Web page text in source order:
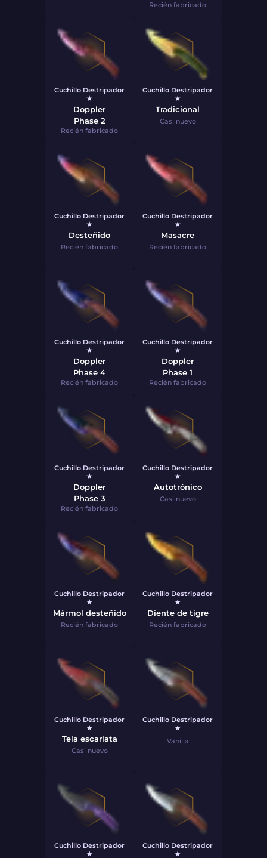
Recién fabricado
Cuchillo Destripador
★
Doppler
Phase 2
Recién fabricado
Cuchillo Destripador
★
Tradicional
Casi nuevo
Cuchillo Destripador
★
Desteñido
Recién fabricado
Cuchillo Destripador
★
Masacre
Recién fabricado
Cuchillo Destripador
★
Doppler
Phase 4
Recién fabricado
Cuchillo Destripador
★
Doppler
Phase 1
Recién fabricado
Cuchillo Destripador
★
Doppler
Phase 3
Recién fabricado
Cuchillo Destripador
★
Autotrónico
Casi nuevo
Cuchillo Destripador
★
Mármol desteñido
Recién fabricado
Cuchillo Destripador
★
Diente de tigre
Recién fabricado
Cuchillo Destripador
★
Tela escarlata
Casi nuevo
Cuchillo Destripador
★
Vanilla
Cuchillo Destripador
★
Cuchillo Destripador
★